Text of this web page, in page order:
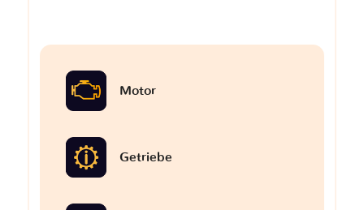
Motor
Getriebe